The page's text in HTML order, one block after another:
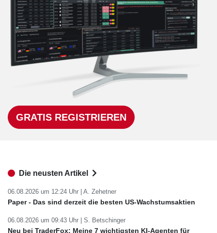
GRATIS REGISTRIEREN
Die neusten Artikel
06.08.2026 um 12:24 Uhr | A. Zehetner
Paper - Das sind derzeit die besten US-Wachstumsaktien
06.08.2026 um 09:43 Uhr | S. Betschinger
Neu bei TraderFox: Meine 7 wichtigsten KI-Agenten für